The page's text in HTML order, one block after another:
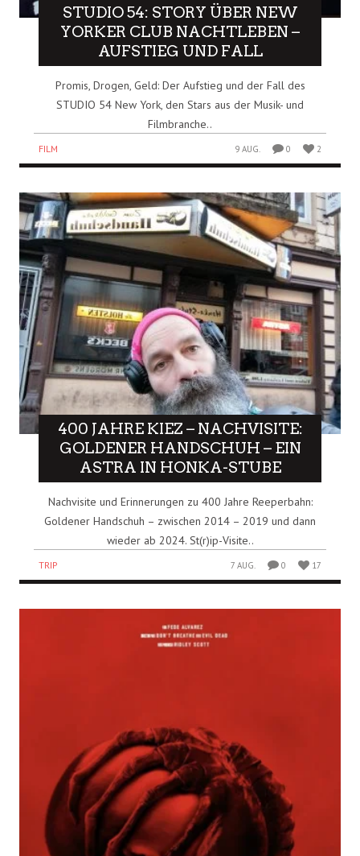
STUDIO 54: STORY ÜBER NEW
YORKER CLUB NACHTLEBEN –
AUFSTIEG UND FALL
Promis, Drogen, Geld: Der Aufstieg und der Fall des
STUDIO 54 New York, den Stars aus der Musik- und
Filmbranche..
FILM 9 AUG. 0 2
400 JAHRE KIEZ – NACHVISITE:
GOLDENER HANDSCHUH – EIN
ASTRA IN HONKA-STUBE
Nachvisite und Erinnerungen zu 400 Jahre Reeperbahn:
Goldener Handschuh – zwischen 2014 – 2019 und dann
wieder ab 2024. St(r)ip-Visite..
TRIP 7 AUG. 0 17